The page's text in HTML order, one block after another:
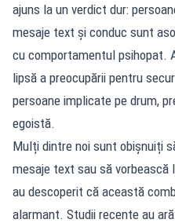
ajuns la un verdict dur:
mesaje text și conduc sunt
cu comportamentul psihopat.
lipsă a preocupării pentru
persoane implicate pe drum,
egoistă.
Mulți dintre noi sunt obișnuiți
mesaje text sau să
au descoperit că această
alarmant. Studii recente au